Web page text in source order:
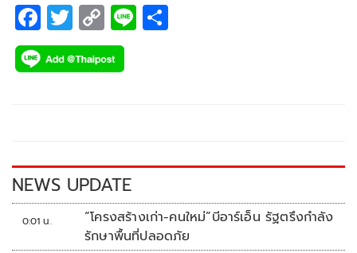
F
ac
e
k
T
wi
tt
C
o
p
k
Li
NEWS UPDATE
0:01 น.
“โครงสร้างเก่า-คนใหม่”บีอาร์เอ็น รัฐตรึงกำลัง
รักษาพื้นที่ปลอดภัย